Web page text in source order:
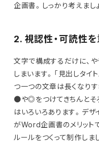
企画書。しっかり考えまし
2. 視認性・可読性を
文字で構成するだけに、や
しまいます。「見出しタイ
つ一つの文章は長くなりす
●や◎をつけてきちんとそ
はいろいろあります。デ
がWord企画書のメリット
ルールをつくって制作しまし